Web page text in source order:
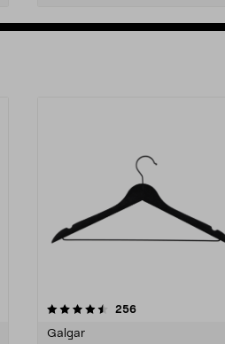
256recensioner
Galgar
4.0av 5 stjärnor